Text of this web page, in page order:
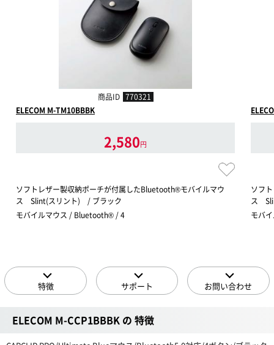
商品ID 770321
ELECOM M-TM10BBBK
2,580円
ソフトレザー製収納ポーチが付属したBluetooth®モバイルマウ
ス Slint(スリント) / ブラック
モバイルマウス / Bluetooth® / 4
ソフ
ス
モバ
特徴 サポート お問い合わせ
ELECOM M-CCP1BBBK の 特徴